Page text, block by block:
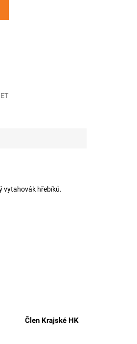
Člen Krajské HK
vytahovák hřebíků.